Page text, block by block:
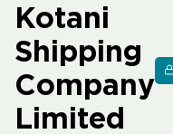
Kotani
Shipping
Company
Limited